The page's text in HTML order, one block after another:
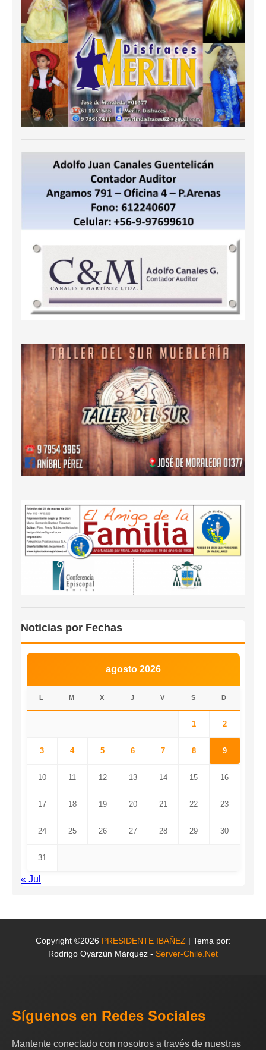
Noticias por Fechas
agosto 2026
L M X J V S D
1 2
3 4 5 6 7 8 9
10 11 12 13 14 15 16
17 18 19 20 21 22 23
24 25 26 27 28 29 30
31
« Jul
Copyright ©2026 PRESIDENTE IBAÑEZ | Tema por:
Rodrigo Oyarzún Márquez - Server-Chile.Net
Síguenos en Redes Sociales
Mantente conectado con nosotros a través de nuestras